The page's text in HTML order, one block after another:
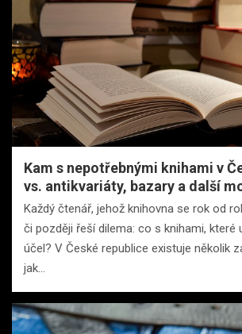
Kam s nepotřebnými knihami v
vs. antikvariáty, bazary a další
Každý čtenář, jehož knihovna se rok od
či později řeší dilema: co s knihami, které
účel? V České republice existuje několik
jak…